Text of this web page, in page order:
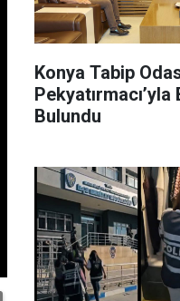
Konya Tabip Odası,
Bulundu